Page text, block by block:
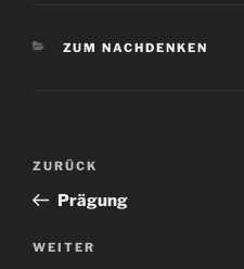
KATEGORIEN
ZUM NACHDENKEN
Beitragsnavigation
Vorheriger
Beitrag
ZURÜCK
Prägung
Nächster
WEITER